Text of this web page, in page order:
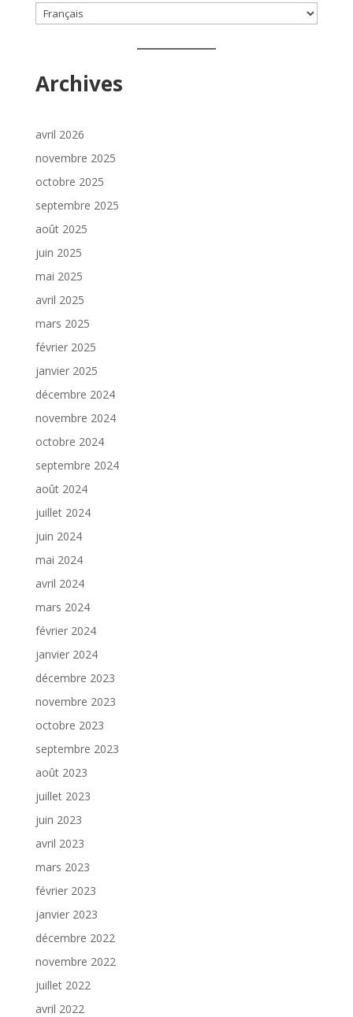
Choisir
une
Archives
avril 2026
novembre 2025
octobre 2025
septembre 2025
août 2025
juin 2025
mai 2025
avril 2025
mars 2025
février 2025
janvier 2025
décembre 2024
novembre 2024
octobre 2024
septembre 2024
août 2024
juillet 2024
juin 2024
mai 2024
avril 2024
mars 2024
février 2024
janvier 2024
décembre 2023
novembre 2023
octobre 2023
septembre 2023
août 2023
juillet 2023
juin 2023
avril 2023
mars 2023
février 2023
janvier 2023
décembre 2022
novembre 2022
juillet 2022
avril 2022